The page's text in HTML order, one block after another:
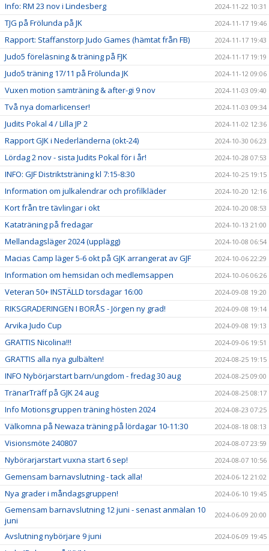
Info: RM 23 nov i Lindesberg 2024-11-22 10:31
TJG på Frölunda på JK 2024-11-17 19:46
Rapport: Staffanstorp Judo Games (hämtat från FB) 2024-11-17 19:43
Judo5 föreläsning & träning på FJK 2024-11-17 19:19
Judo5 träning 17/11 på Frölunda JK 2024-11-12 09:06
Vuxen motion samträning & after-gi 9 nov 2024-11-03 09:40
Två nya domarlicenser! 2024-11-03 09:34
Judits Pokal 4 / Lilla JP 2 2024-11-02 12:36
Rapport GJK i Nederländerna (okt-24) 2024-10-30 06:23
Lördag 2 nov - sista Judits Pokal för i år! 2024-10-28 07:53
INFO: GJF Distriktsträning kl 7:15-8:30 2024-10-25 19:15
Information om julkalendrar och profilkläder 2024-10-20 12:16
Kort från tre tävlingar i okt 2024-10-20 08:53
Kataträning på fredagar 2024-10-13 21:00
Mellandagsläger 2024 (upplägg) 2024-10-08 06:54
Macias Camp läger 5-6 okt på GJK arrangerat av GJF 2024-10-06 22:29
Information om hemsidan och medlemsappen 2024-10-06 06:26
Veteran 50+ INSTÄLLD torsdagar 16:00 2024-09-08 19:20
RIKSGRADERINGEN I BORÅS - Jörgen ny grad! 2024-09-08 19:14
Arvika Judo Cup 2024-09-08 19:13
GRATTIS Nicolina!!! 2024-09-06 19:51
GRATTIS alla nya gulbälten! 2024-08-25 19:15
INFO Nybörjarstart barn/ungdom - fredag 30 aug 2024-08-25 09:00
TränarTräff på GJK 24 aug 2024-08-25 08:17
Info Motionsgruppen träning hösten 2024 2024-08-23 07:25
Välkomna på Newaza träning på lördagar 10-11:30 2024-08-18 08:13
Visionsmöte 240807 2024-08-07 23:59
Nybörarjarstart vuxna start 6 sep! 2024-08-07 10:56
Gemensam barnavslutning - tack alla! 2024-06-12 21:02
Nya grader i måndagsgruppen! 2024-06-10 19:45
Gemensam barnavslutning 12 juni - senast anmälan 10
juni
2024-06-09 20:00
Avslutning nybörjare 9 juni 2024-06-09 19:45